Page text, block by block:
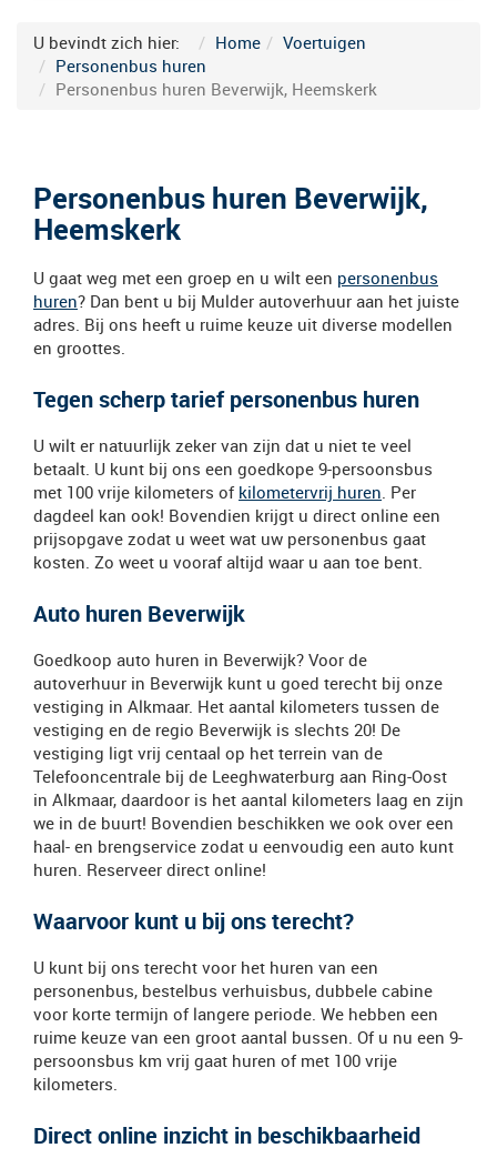
U bevindt zich hier: Home
Voertuigen
Personenbus huren
Personenbus huren Beverwijk, Heemskerk
Personenbus huren Beverwijk,
Heemskerk
U gaat weg met een groep en u wilt een personenbus
huren? Dan bent u bij Mulder autoverhuur aan het juiste
adres. Bij ons heeft u ruime keuze uit diverse modellen
en groottes.
Tegen scherp tarief personenbus huren
U wilt er natuurlijk zeker van zijn dat u niet te veel
betaalt. U kunt bij ons een goedkope 9-persoonsbus
met 100 vrije kilometers of kilometervrij huren . Per
dagdeel kan ook! Bovendien krijgt u direct online een
prijsopgave zodat u weet wat uw personenbus gaat
kosten. Zo weet u vooraf altijd waar u aan toe bent.
Auto huren Beverwijk
Goedkoop auto huren in Beverwijk? Voor de
autoverhuur in Beverwijk kunt u goed terecht bij onze
vestiging in Alkmaar. Het aantal kilometers tussen de
vestiging en de regio Beverwijk is slechts 20! De
vestiging ligt vrij centaal op het terrein van de
Telefooncentrale bij de Leeghwaterburg aan Ring-Oost
in Alkmaar, daardoor is het aantal kilometers laag en zijn
we in de buurt! Bovendien beschikken we ook over een
haal- en brengservice zodat u eenvoudig een auto kunt
huren. Reserveer direct online!
Waarvoor kunt u bij ons terecht?
U kunt bij ons terecht voor het huren van een
personenbus, bestelbus verhuisbus, dubbele cabine
voor korte termijn of langere periode. We hebben een
ruime keuze van een groot aantal bussen. Of u nu een 9-
persoonsbus km vrij gaat huren of met 100 vrije
kilometers.
Direct online inzicht in beschikbaarheid